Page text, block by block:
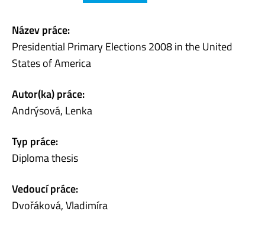
Název práce:
Presidential Primary Elections 2008 in the United
States of America
Autor(ka) práce:
Andrýsová, Lenka
Typ práce:
Diploma thesis
Vedoucí práce:
Dvořáková, Vladimíra